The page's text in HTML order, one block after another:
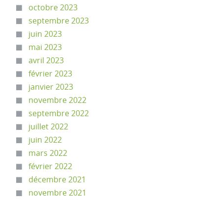
octobre 2023
septembre 2023
juin 2023
mai 2023
avril 2023
février 2023
janvier 2023
novembre 2022
septembre 2022
juillet 2022
juin 2022
mars 2022
février 2022
décembre 2021
novembre 2021